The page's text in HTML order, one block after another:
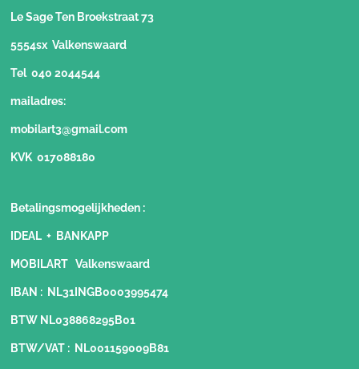
Le Sage Ten Broekstraat 73
5554sx Valkenswaard
Tel 040 2044544
mailadres:
mobilart3@gmail.com
KVK 017088180
Betalingsmogelijkheden:
IDEAL + BANKAPP
MOBILART Valkenswaard
IBAN : NL31INGB0003995474
BTW NL038868295B01
BTW/VAT : NL001159009B81